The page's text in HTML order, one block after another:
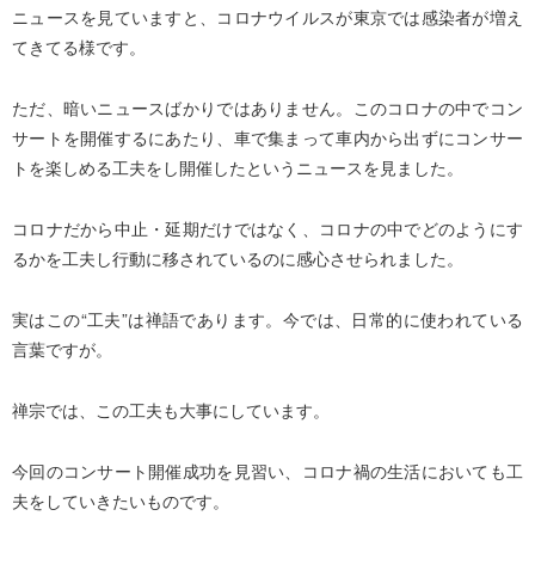
ニュースを見ていますと、コロナウイルスが東京では感染者が増え
てきてる様です。
ただ、暗いニュースばかりではありません。このコロナの中でコン
サートを開催するにあたり、車で集まって車内から出ずにコンサー
トを楽しめる工夫をし開催したというニュースを見ました。
コロナだから中止・延期だけではなく、コロナの中でどのようにす
るかを工夫し行動に移されているのに感心させられました。
実はこの“工夫”は禅語であります。今では、日常的に使われている
言葉ですが。
禅宗では、この工夫も大事にしています。
今回のコンサート開催成功を見習い、コロナ禍の生活においても工
夫をしていきたいものです。